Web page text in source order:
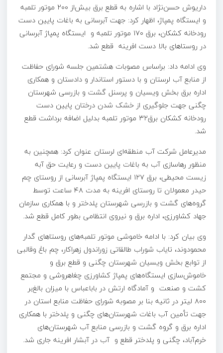
داریوش حسن‌نژاد با اشاره به قطع برق بیش‌از ۲۰۰ موتور تلمبه
و ایستگاه پمپاژ، اظهار کرد: جهت آبرسانی به باغات پایین دست
رودخانه کشکان، برق ۱۷۰ موتور تلمبه و ایستگاه پمپاژ آبرسانی
در روستاهای بالا دست افرینه قطع شد.
وی ادامه داد: براساس مصوبات هشتمین جلسه شورای حفاظت
از منابع آب لرستان و با دستور استاندار و دادستان و همکاری
اداره برق بخش ویسیان و پرسنل گشت و بازرسی شهرستان
چگنی جهت جلوگیری از خشک شدن درختان پایین دست
رودخانه کشکان برق۳۲ موتور تلمبه بدلیل اضافه برداشت قطع
شد.
مدیرعامل شرکت آب منطقه‌ای لرستان عنوان کرد: همچنین به
منظور رهاسازی آب به باغات پایین دست و رعایت حق آبه
زیست محیطی، برق ۱۲۷ ایستگاه پمپاژ آبرسانی از روستای چم
حیدر معمولان تا روستای افرینه به مدت ۴۸ ساعت توسط
گروه‌های گشت و بازرسی شهرستان پلدختر و با همکاری سازمان
جهاد کشاورزی، اداره برق و نیروی انتظامی بطور کامل قطع شد.
وی بیان کرد: با ادامه خاموشی موتور تلمبه‌های روستاهای گدار
محمودوند، تایاب شوراب طالقاتی زوراندول زهراکار، چم باغ وقالبی
از توابع بخش ویسیان شهرستان چگنی و قطع برق و
خاموش‌سازی ایستگاه‌های پمپاژ کشاورزی چغاهروشی و مجتمع
کشت و صنعت و آمادگاه ارتش در باباعباس با میزان بالغ‌بر
۸۰۰ لیتر در ثانیه بنا بر مصوبه شورای حفاظت منابع استان در
جهت تأمین آب باغات شهرستان‌های چگنی و پلدختر با همکاری
اداره برق و گروه گشت و بازرسی منابع آب شهرستان‌های
خرم‌آباد، چگنی و پلدختر قطع و آب در آبشار افرینه جاری شد.